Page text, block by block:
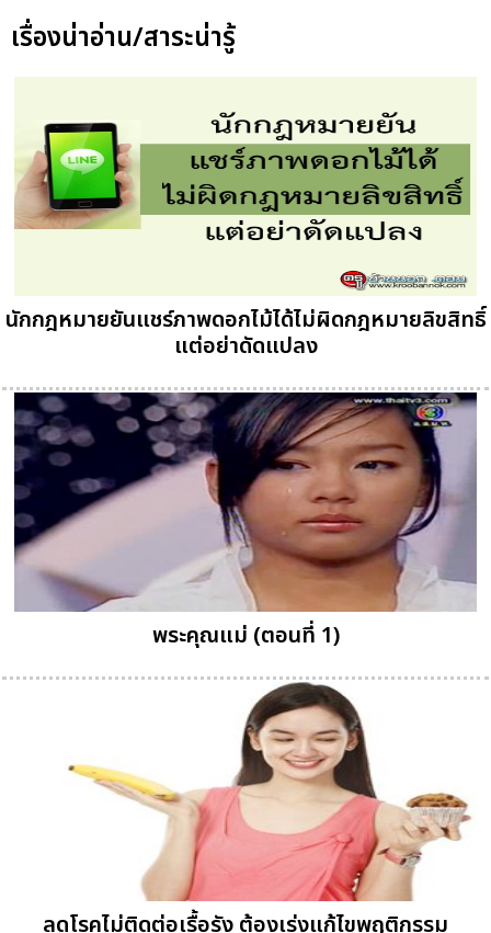
เรื่องน่าอ่าน/สาระน่ารู้
นักกฎหมายยันแชร์ภาพดอกไม้ได้ไม่ผิดกฎหมายลิขสิทธิ์
แต่อย่าดัดแปลง
พระคุณแม่ (ตอนที่ 1)
ลดโรคไม่ติดต่อเรื้อรัง ต้องเร่งแก้ไขพฤติกรรม